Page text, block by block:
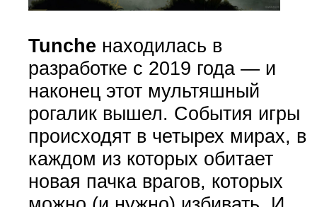
Tunche находилась в
разработке с 2019 года — и
наконец этот мультяшный
рогалик вышел. События игры
происходят в четырех мирах, в
каждом из которых обитает
новая пачка врагов, которых